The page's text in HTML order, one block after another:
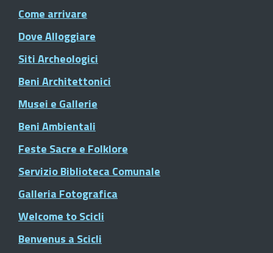
Come arrivare
Dove Alloggiare
Siti Archeologici
Beni Architettonici
Musei e Gallerie
Beni Ambientali
Feste Sacre e Folklore
Servizio Biblioteca Comunale
Galleria Fotografica
Welcome to Scicli
Benvenus a Scicli